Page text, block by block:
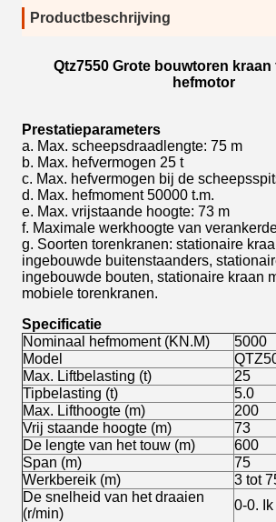
Productbeschrijving
Qtz7550 Grote bouwtoren
hefmotor
Prestatieparameters
a. Max. scheepsdraadlengte: 75 m
b. Max. hefvermogen 25 t
c. Max. hefvermogen bij de
d. Max. hefmoment 50000 t.m.
e. Max. vrijstaande hoogte: 73 m
f. Maximale werkhoogte van
g. Soorten torenkranen: stationaire
ingebouwde buitenstaanders,
ingebouwde bouten, stationaire kraan
mobiele torenkranen.
Specificatie
Nominaal hefmoment (KN.M)
5000
Model
Max. Liftbelasting (t)
25
Tipbelasting (t)
5.0
Max. Lifthoogte (m)
200
Vrij staande hoogte (m)
73
De lengte van het touw (m)
600
Span (m)
75
Werkbereik (m)
3 tot
De snelheid van het draaien
(r/min)
0-0. Ik